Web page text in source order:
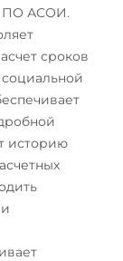
АСОИ.
сроков
историю